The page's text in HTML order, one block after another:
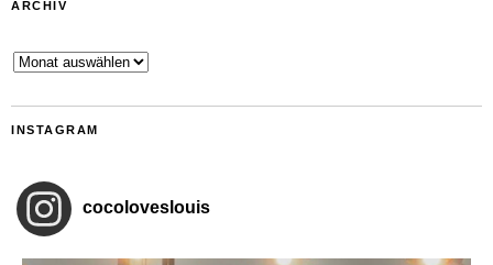
ARCHIV
Archiv
INSTAGRAM
cocoloveslouis